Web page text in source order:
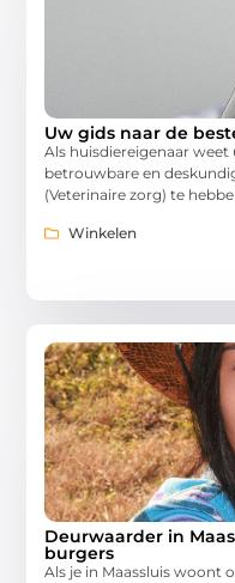
Uw gids naar de
Als huisdiereigenaar
betrouwbare en
(Veterinaire zorg) te
Winkelen
Deurwaarder in
burgers
Als je in Maassluis woont